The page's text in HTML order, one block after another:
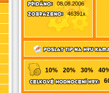
08.08.2006
46391x
10% 20% 30%